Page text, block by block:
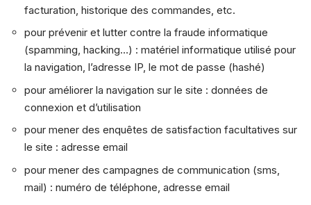
facturation, historique des commandes, etc.
pour prévenir et lutter contre la fraude informatique
(spamming, hacking…) : matériel informatique utilisé pour
la navigation, l’adresse IP, le mot de passe (hashé)
pour améliorer la navigation sur le site : données de
connexion et d’utilisation
pour mener des enquêtes de satisfaction facultatives sur
le site : adresse email
pour mener des campagnes de communication (sms,
mail) : numéro de téléphone, adresse email